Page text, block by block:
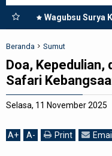
Wagubsu Surya
Pastikan
Beranda Sumut
Doa, Kepedulian,
Safari
Selasa, 11 November 2025
A+ A- Print Email
SUMUT
LANGKAT
ACEH
BISNIS